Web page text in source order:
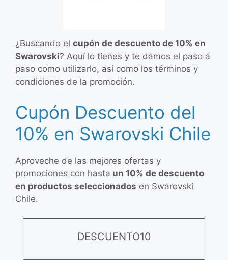
¿Buscando el cupón de descuento de 10% en
Swarovski? Aquí lo tienes y te damos el paso a
paso como utilizarlo, así como los términos y
condiciones de la promoción.
Cupón Descuento del
10% en Swarovski Chile
Aproveche de las mejores ofertas y
promociones con hasta un 10% de descuento
en productos seleccionados en Swarovski
Chile.
DESCUENTO10